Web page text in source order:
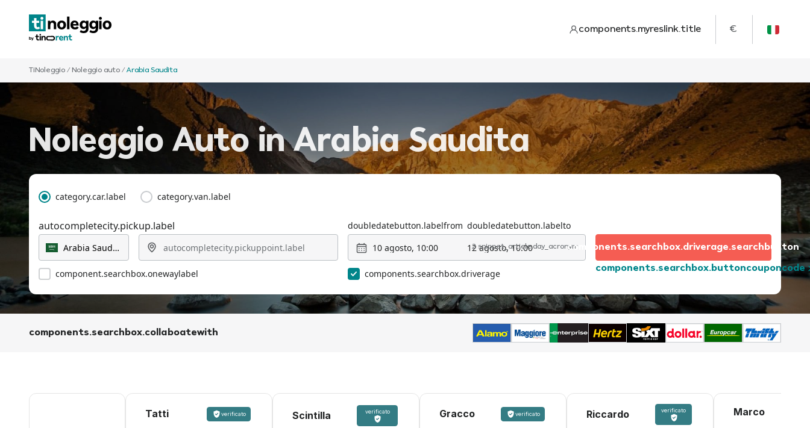
components.myreslink.title €
TiNoleggio / Noleggio auto /Arabia Saudita
Noleggio Auto inArabia Saudita
category.car.label category.van.label
autocompletecity.pickup.label
component.searchbox.onewaylabel
doubledatebutton.labelfrom doubledatebutton.labelto
10 agosto, 10:00
12 agosto, 10:00
2 snippet_article.day_acronym
components.searchbox.driverage components.searchbox.buttoncouponcode
components.searchbox.driverage.searchbutton
components.searchbox.collaboatewith
Tatti verificato Scintilla verificato Gracco verificato Riccardo verificato Marco